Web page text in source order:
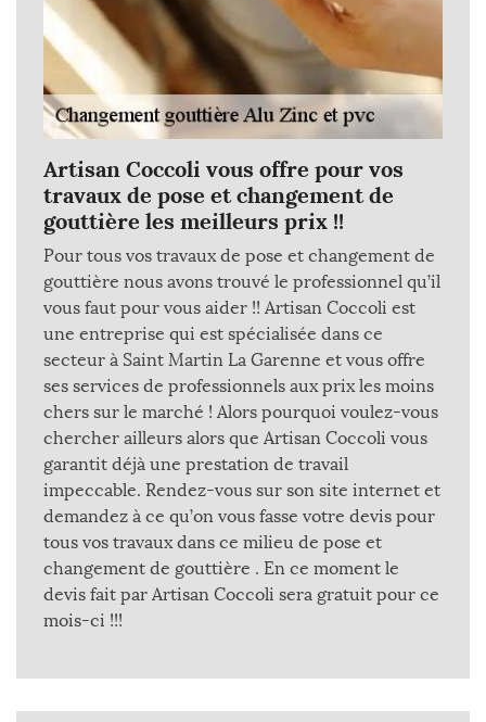
Artisan Coccoli vous offre pour vos
travaux de pose et changement de
gouttière les meilleurs prix !!
Pour tous vos travaux de pose et changement de
gouttière nous avons trouvé le professionnel qu’il
vous faut pour vous aider !! Artisan Coccoli est
une entreprise qui est spécialisée dans ce
secteur à Saint Martin La Garenne et vous offre
ses services de professionnels aux prix les moins
chers sur le marché ! Alors pourquoi voulez-vous
chercher ailleurs alors que Artisan Coccoli vous
garantit déjà une prestation de travail
impeccable. Rendez-vous sur son site internet et
demandez à ce qu’on vous fasse votre devis pour
tous vos travaux dans ce milieu de pose et
changement de gouttière . En ce moment le
devis fait par Artisan Coccoli sera gratuit pour ce
mois-ci !!!